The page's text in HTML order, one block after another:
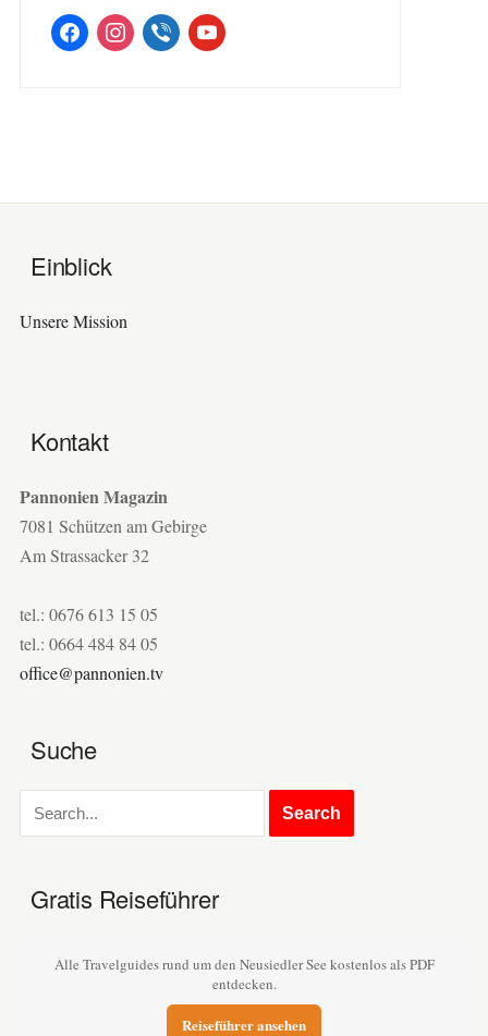
facebookinstagramviber youtube
Einblick
Unsere Mission
Kontakt
Pannonien Magazin
7081 Schützen am Gebirge
Am Strassacker 32
tel.: 0676 613 15 05
tel.: 0664 484 84 05
office@pannonien.tv
Suche
Gratis Reiseführer
Alle Travelguides rund um den Neusiedler See kostenlos als PDF
entdecken.
Reiseführer ansehen